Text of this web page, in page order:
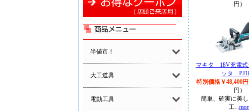
半値市！
大工道具
電動工具
円）
マキタ 18V充電式
ッタ
特別価格￥48,400円
円）
簡単、確実に美
工...